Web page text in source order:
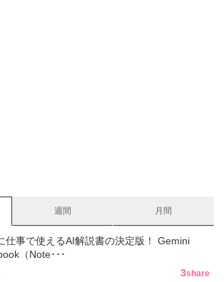
週間 月間
仕事で使えるAI解説書の決定版！ Gemini
（Note･･･
3share